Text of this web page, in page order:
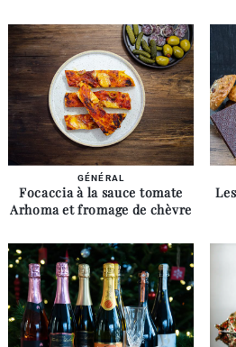
GÉNÉRAL
Focaccia à la sauce tomate
Arhoma et fromage de chèvre